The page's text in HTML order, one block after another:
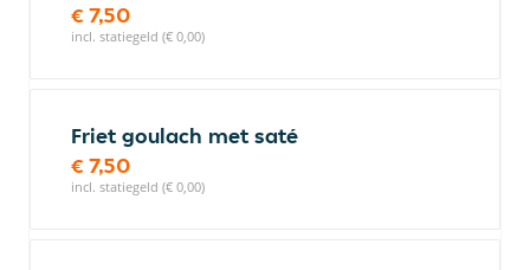
€ 7,50
incl. statiegeld (€ 0,00)
Friet goulach met saté
€ 7,50
incl. statiegeld (€ 0,00)